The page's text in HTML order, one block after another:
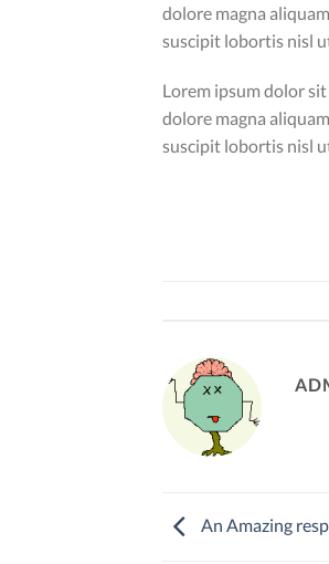
dolore magna
suscipit lobortis nisl
Lorem ipsum dolor
dolore magna
suscipit lobortis nisl
An Amazing